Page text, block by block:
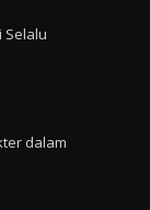
Selalu
dalam